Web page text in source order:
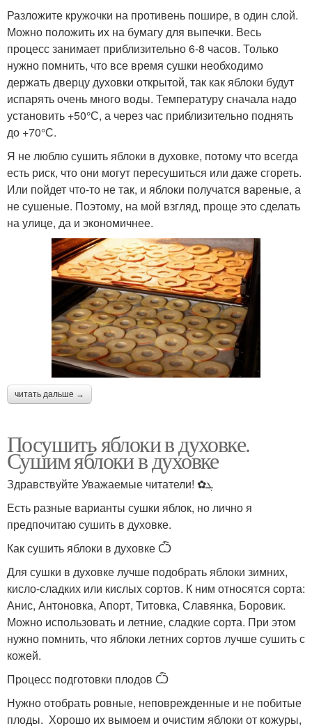
Разложите кружочки на противень пошире, в один слой.
Можно положить их на бумагу для выпечки. Весь
процесс занимает приблизительно 6-8 часов. Только
нужно помнить, что все время сушки необходимо
держать дверцу духовки открытой, так как яблоки будут
испарять очень много воды. Температуру сначала надо
установить +50°С, а через час приблизительно поднять
до +70°С.
Я не люблю сушить яблоки в духовке, потому что всегда
есть риск, что они могут пересушиться или даже сгореть.
Или пойдет что-то не так, и яблоки получатся вареные, а
не сушеные. Поэтому, на мой взгляд, проще это сделать
на улице, да и экономичнее.
читать дальше →
Посушить яблоки в духовке.
Сушим яблоки в духовке
Здравствуйте Уважаемые читатели! ✿ܓ
Есть разные варианты сушки яблок, но лично я
предпочитаю сушить в духовке.
Как сушить яблоки в духовке Ѽ
Для сушки в духовке лучше подобрать яблоки зимних,
кисло-сладких или кислых сортов. К ним относятся сорта:
Анис, Антоновка, Апорт, Титовка, Славянка, Боровик.
Можно использовать и летние, сладкие сорта. При этом
нужно помнить, что яблоки летних сортов лучше сушить с
кожей.
Процесс подготовки плодов Ѽ
Нужно отобрать ровные, неповрежденные и не побитые
плоды. Хорошо их вымоем и очистим яблоки от кожуры,